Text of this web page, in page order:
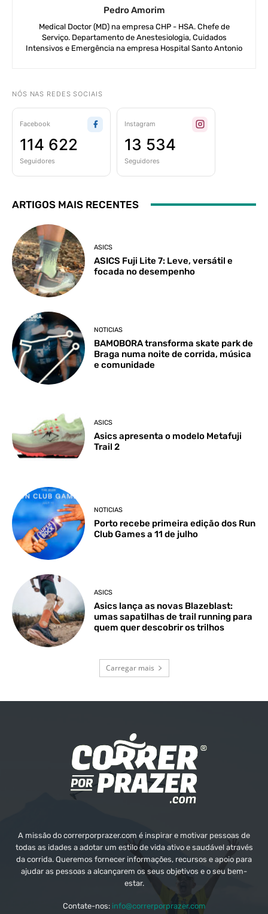
Pedro Amorim
Medical Doctor (MD) na empresa CHP - HSA. Chefe de
Serviço. Departamento de Anestesiologia, Cuidados
Intensivos e Emergência na empresa Hospital Santo Antonio
NÓS NAS REDES SOCIAIS
Facebook
114 622
Seguidores
Instagram
13 534
Seguidores
ARTIGOS MAIS RECENTES
ASICS
ASICS Fuji Lite 7: Leve, versátil e
focada no desempenho
NOTICIAS
BAMOBORA transforma skate park de
Braga numa noite de corrida, música
e comunidade
ASICS
Asics apresenta o modelo Metafuji
Trail 2
NOTICIAS
Porto recebe primeira edição dos Run
Club Games a 11 de julho
ASICS
Asics lança as novas Blazeblast:
umas sapatilhas de trail running para
quem quer descobrir os trilhos
Carregar mais
A missão do correrporprazer.com é inspirar e motivar pessoas de
todas as idades a adotar um estilo de vida ativo e saudável através
da corrida. Queremos fornecer informações, recursos e apoio para
ajudar as pessoas a alcançarem os seus objetivos e o seu bem-
estar.
Contate-nos: info@correrporprazer.com